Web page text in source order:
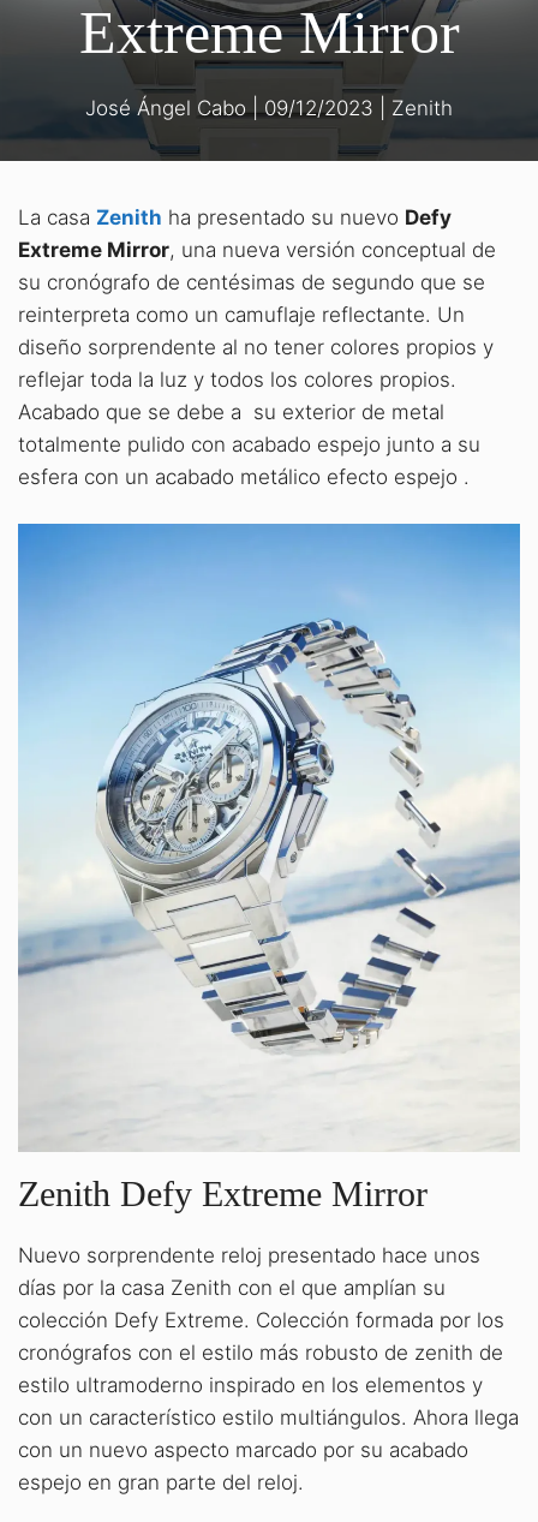
Extreme Mirror
José Ángel Cabo|09/12/2023 Zenith
La casa Zenith ha presentado su nuevo Defy
Extreme Mirror, una nueva versión conceptual de
su cronógrafo de centésimas de segundo que se
reinterpreta como un camuflaje reflectante. Un
diseño sorprendente al no tener colores propios y
reflejar toda la luz y todos los colores propios.
Acabado que se debe a su exterior de metal
totalmente pulido con acabado espejo junto a su
esfera con un acabado metálico efecto espejo .
Zenith Defy Extreme Mirror
Nuevo sorprendente reloj presentado hace unos
días por la casa Zenith con el que amplían su
colección Defy Extreme. Colección formada por los
cronógrafos con el estilo más robusto de zenith de
estilo ultramoderno inspirado en los elementos y
con un característico estilo multiángulos. Ahora llega
con un nuevo aspecto marcado por su acabado
espejo en gran parte del reloj.